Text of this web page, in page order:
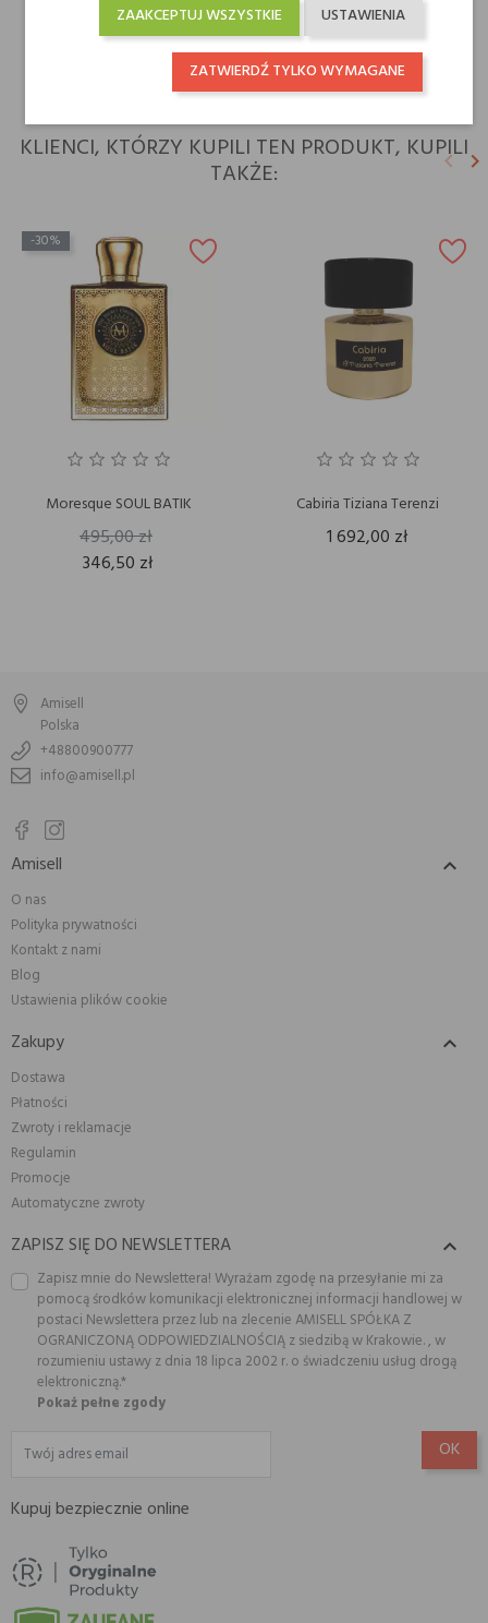
Polityka zwrotów
Warunki dostawy:
KLIENCI, KTÓRZY KUPILI TEN PRODUKT, KUPILI
TAKŻE: keyboard_arrow_leftkeyboard_arrow_right
-30%
Moresque SOUL BATIK
495,00 zł
346,50 zł
Cabiria Tiziana Terenzi
1 692,00 zł
Amisell
Polska
+48800900777
info@amisell.pl
Amisell 
O nas
Polityka prywatności
Kontakt z nami
Blog
Ustawienia plików cookie
Zakupy 
Dostawa
Płatności
Zwroty i reklamacje
Regulamin
Promocje
Automatyczne zwroty
ZAPISZ SIĘ DO NEWSLETTERA 
Zapisz mnie do Newslettera! Wyrażam zgodę na przesyłanie mi za
pomocą środków komunikacji elektronicznej informacji handlowej w
postaci Newslettera przez lub na zlecenie AMISELL SPÓŁKA Z
OGRANICZONĄ ODPOWIEDZIALNOŚCIĄ z siedzibą w Krakowie. , w
rozumieniu ustawy z dnia 18 lipca 2002 r. o świadczeniu usług drogą
elektroniczną.*
Pokaż pełne zgody
Kupuj bezpiecznie online
USTAWIENIA
ZAAKCEPTUJ WSZYSTKIE
ZATWIERDŹ TYLKO WYMAGANE